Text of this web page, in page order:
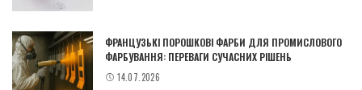
ФРАНЦУЗЬКІ ПОРОШКОВІ ФАРБИ ДЛЯ ПРОМИСЛОВОГО
ФАРБУВАННЯ: ПЕРЕВАГИ СУЧАСНИХ РІШЕНЬ
14.07.2026